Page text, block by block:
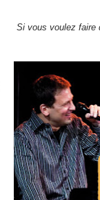
Si vous voulez faire